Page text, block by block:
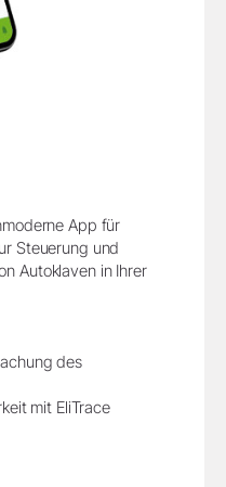
App für
Steuerung und
Autoklaven in Ihrer
des
mit EliTrace